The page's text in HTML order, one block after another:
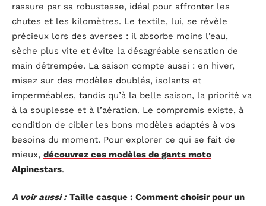
rassure par sa robustesse, idéal pour affronter les
chutes et les kilomètres. Le textile, lui, se révèle
précieux lors des averses : il absorbe moins l’eau,
sèche plus vite et évite la désagréable sensation de
main détrempée. La saison compte aussi : en hiver,
misez sur des modèles doublés, isolants et
imperméables, tandis qu’à la belle saison, la priorité va
à la souplesse et à l’aération. Le compromis existe, à
condition de cibler les bons modèles adaptés à vos
besoins du moment. Pour explorer ce qui se fait de
mieux, découvrez ces modèles de gants moto
Alpinestars.
A voir aussi : Taille casque : Comment choisir pour un